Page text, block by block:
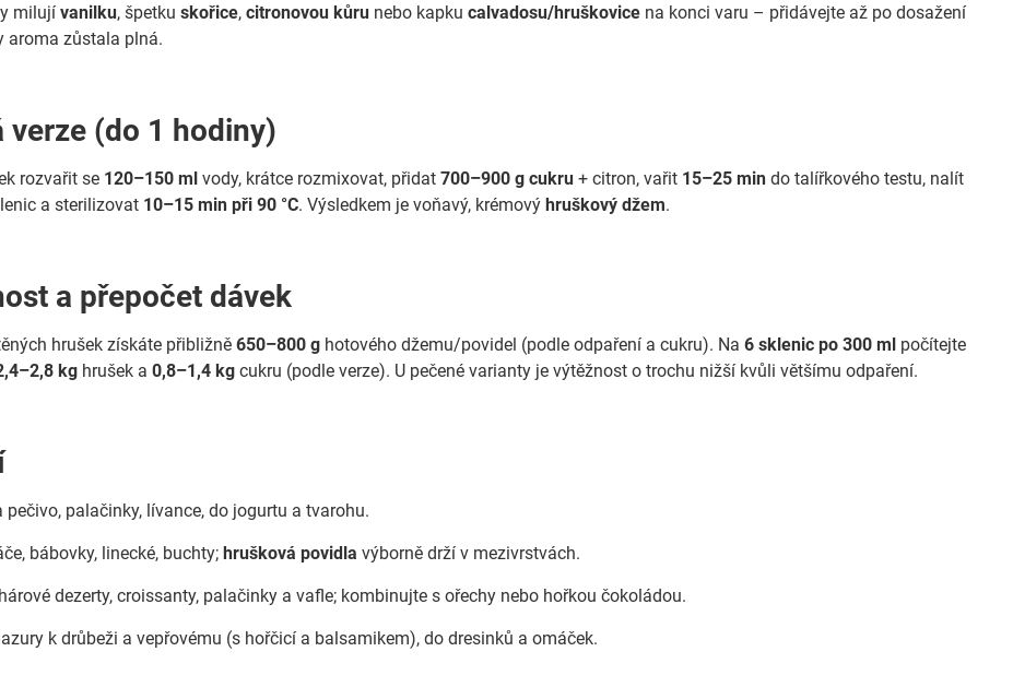
milujívanilku, špetkuskořice,citronovou kůru nebo kapkucalvadosu/hruškovice na konci varu – přidávejte až po dosažení
aroma zůstala plná.
verze (do 1 hodiny)
rozvařit se 120–150 ml vody, krátce rozmixovat, přidat700–900 g cukru + citron, vařit 15–25 min do talířkového testu, nalít
a sterilizovat 10–15 min při 90 °C. Výsledkem je voňavý, krémovýhruškový džem.
a přepočet dávek
hrušek získáte přibližně650–800 g hotového džemu/povidel (podle odpaření a cukru). Na6 sklenic po 300 ml počítejte
kg hrušek a0,8–1,4 kg cukru (podle verze). U pečené varianty je výtěžnost o trochu nižší kvůli většímu odpaření.
pečivo, palačinky, lívance, do jogurtu a tvarohu.
bábovky, linecké, buchty;hrušková povidla výborně drží v mezivrstvách.
dezerty, croissanty, palačinky a vafle; kombinujte s ořechy nebo hořkou čokoládou.
k drůbeži a vepřovému (s hořčicí a balsamikem), do dresinků a omáček.